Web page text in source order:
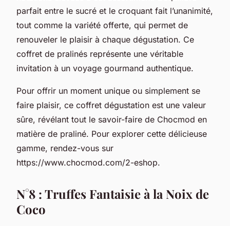
parfait entre le sucré et le croquant fait l’unanimité,
tout comme la variété offerte, qui permet de
renouveler le plaisir à chaque dégustation. Ce
coffret de pralinés représente une véritable
invitation à un voyage gourmand authentique.
Pour offrir un moment unique ou simplement se
faire plaisir, ce coffret dégustation est une valeur
sûre, révélant tout le savoir-faire de Chocmod en
matière de praliné. Pour explorer cette délicieuse
gamme, rendez-vous sur
https://www.chocmod.com/2-eshop.
N°8 : Truffes Fantaisie à la Noix de
Coco